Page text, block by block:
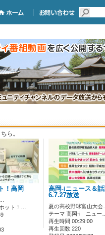
ら。
！高岡
ット！…
高岡-iニュース＆
6.7.27放送
夏の高校野球富山大会…
テーマ 高岡-i ニュー…
再生時間 00:29:00
再生回数 220